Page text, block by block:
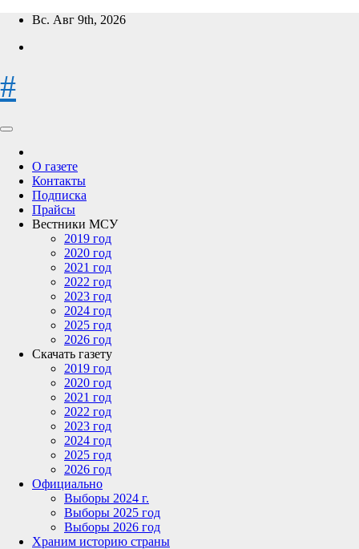
Перейти
содержимому
Вс. Авг 9th, 2026
#
О газете
Контакты
Подписка
Прайсы
Вестники МСУ
2019 год
2020 год
2021 год
2022 год
2023 год
2024 год
2025 год
2026 год
Скачать газету
2019 год
2020 год
2021 год
2022 год
2023 год
2024 год
2025 год
2026 год
Официально
Выборы 2024 г.
Выборы 2025 год
Выборы 2026 год
Храним историю страны